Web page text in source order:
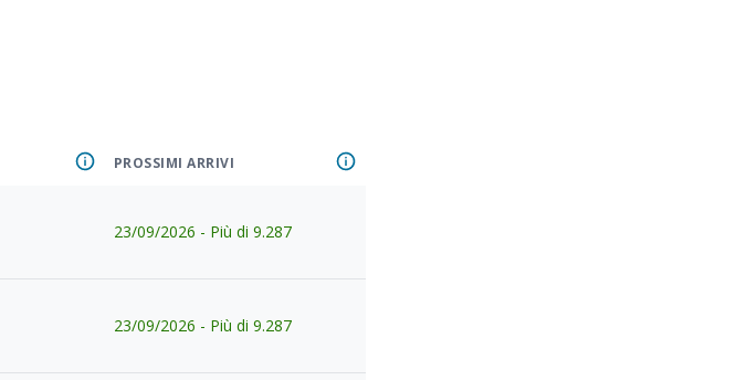
PROSSIMI ARRIVI
23/09/2026 - Più di 9.287
23/09/2026 - Più di 9.287